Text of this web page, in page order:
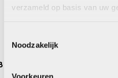
verzameld op basis van uw
Noodzakelijk